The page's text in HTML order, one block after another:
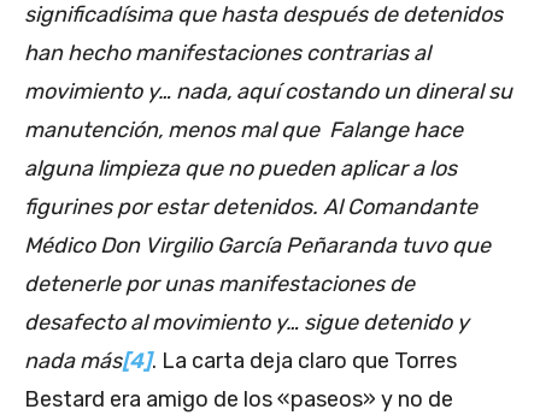
significadísima que hasta después de detenidos
han hecho manifestaciones contrarias al
movimiento y… nada, aquí costando un dineral su
manutención, menos mal que Falange hace
alguna limpieza que no pueden aplicar a los
figurines por estar detenidos. Al Comandante
Médico Don Virgilio García Peñaranda tuvo que
detenerle por unas manifestaciones de
desafecto al movimiento y… sigue detenido y
nada más[4]. La carta deja claro que Torres
Bestard era amigo de los «paseos» y no de